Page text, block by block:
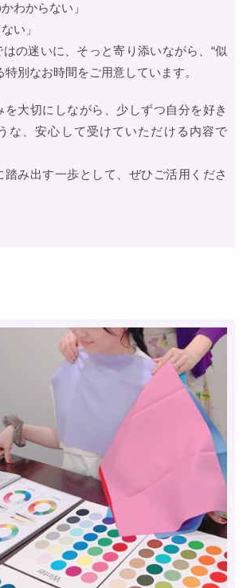
わからない」
い」
の迷いに、そっと寄り添いながら、“似
特別なお時間をご用意しています。
を大切にしながら、少しずつ自分を好き
な、安心して受けていただける内容で
み出す一歩として、ぜひご活用くださ